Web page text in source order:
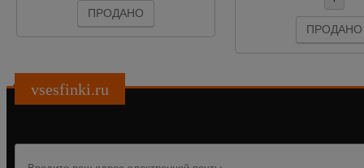
ПРОДАНО
ПРОДАНО
vsesfinki.ru